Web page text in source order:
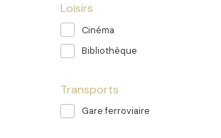
Loisirs
Cinéma
Bibliothèque
Transports
Gare ferroviaire